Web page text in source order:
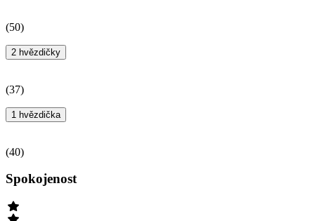
(50)
2 hvězdičky
(37)
1 hvězdička
(40)
Spokojenost